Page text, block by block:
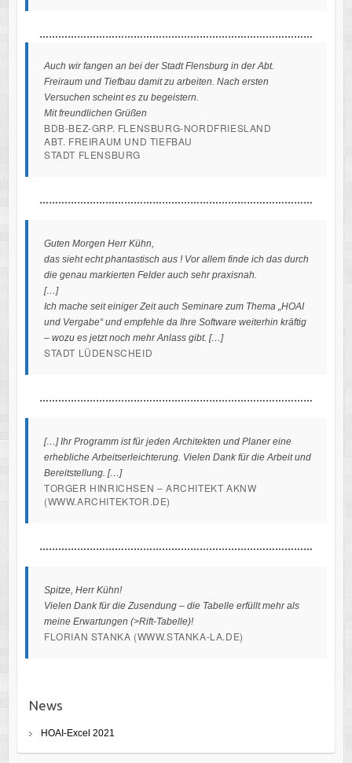
……………………………………………………………………………
Auch wir fangen an bei der Stadt Flensburg in der Abt.
Freiraum und Tiefbau damit zu arbeiten. Nach ersten
Versuchen scheint es zu begeistern.
Mit freundlichen Grüßen
BDB-BEZ-GRP. FLENSBURG-NORDFRIESLAND
ABT. FREIRAUM UND TIEFBAU
STADT FLENSBURG
……………………………………………………………………………
Guten Morgen Herr Kühn,
das sieht echt phantastisch aus ! Vor allem finde ich das durch
die genau markierten Felder auch sehr praxisnah.
[…]
Ich mache seit einiger Zeit auch Seminare zum Thema „HOAI
und Vergabe“ und empfehle da Ihre Software weiterhin kräftig
– wozu es jetzt noch mehr Anlass gibt. […]
STADT LÜDENSCHEID
……………………………………………………………………………
[…] Ihr Programm ist für jeden Architekten und Planer eine
erhebliche Arbeitserleichterung. Vielen Dank für die Arbeit und
Bereitstellung. […]
TORGER HINRICHSEN – ARCHITEKT AKNW
(WWW.ARCHITEKTOR.DE)
……………………………………………………………………………
Spitze, Herr Kühn!
Vielen Dank für die Zusendung – die Tabelle erfüllt mehr als
meine Erwartungen (>Rift-Tabelle)!
FLORIAN STANKA (WWW.STANKA-LA.DE)
News
HOAI-Excel 2021